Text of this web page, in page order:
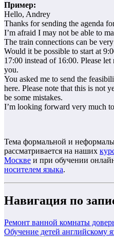
Пример:
Hello, Andrey
Thanks for sending the agenda
I’m afraid I may not be able to
The train connections can be
Would it be possible to start at
17:00 instead of 16:00. Please
you.
You asked me to send the
here. Please note that this is not
be some mistakes.
I’m looking forward very much
Тема формальной и
рассматривается на наших
Москве и при обучении
носителем языка.
Навигация по
Ремонт ванной комнаты
Обучение детей английскому